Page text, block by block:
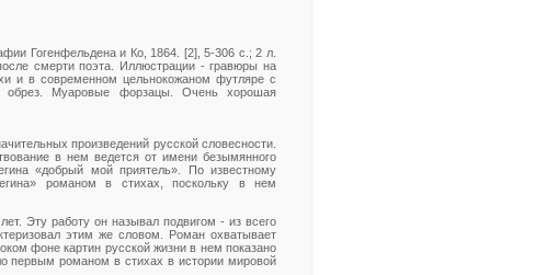
Гогенфельдена и Ко, 1864. [2], 5-306 с.; 2 л.
смерти поэта. Иллюстрации - гравюры на
и в современном цельнокожаном футляре с
обрез. Муаровые форзацы. Очень хорошая
произведений русской словесности.
в нем ведется от имени безымянного
«добрый мой приятель». По известному
романом в стихах, поскольку в нем
Эту работу он называл подвигом - из всего
этим же словом. Роман охватывает
фоне картин русской жизни в нем показано
первым романом в стихах в истории мировой